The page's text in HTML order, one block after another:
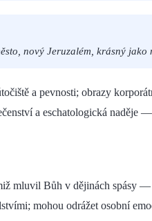
nový Jeruzalém, krásný jako
a pevnosti; obrazy
a eschatologická naděje
mluvil Bůh v dějinách spásy
mohou odrážet osobní